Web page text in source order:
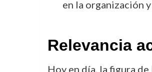
en la organización
Relevancia
Hoy en día, la figura de